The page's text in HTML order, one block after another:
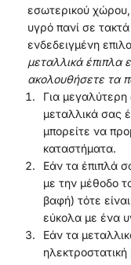
εσωτερικού
υγρό πανί σε
ενδεδειγμένη
μεταλλικά έπιπλα
ακολουθήσετε τα
Για
μεταλλικά σας
μπορείτε να
καταστήματα.
Εάν τα έπιπλά
με την μέθοδο
βαφή) τότε
εύκολα με ένα
Εάν τα